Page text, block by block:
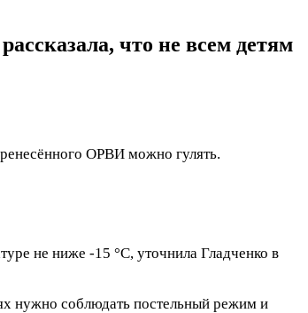
что не всем детям
ОРВИ можно гулять.
не ниже -15 °С, уточнила Гладченко в
нужно соблюдать постельный режим и